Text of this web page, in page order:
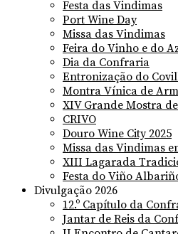
Festa das Vindimas
Port Wine Day
Missa das Vindimas
Feira do Vinho e do
Dia da Confraria
Entronização do
Montra Vínica de
XIV Grande Mostra
CRIVO
Douro Wine City 2025
Missa das Vindimas
XIII Lagarada
Festa do Viño
Divulgação 2026
12.º Capítulo da
Jantar de Reis da